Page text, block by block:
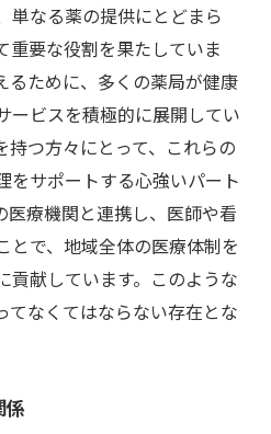
単なる薬の提供にとどまら
重要な役割を果たしていま
るために、多くの薬局が健康
ービスを積極的に展開してい
持つ方々にとって、これらの
をサポートする心強いパート
医療機関と連携し、医師や看
とで、地域全体の医療体制を
貢献しています。このような
てなくてはならない存在とな
係